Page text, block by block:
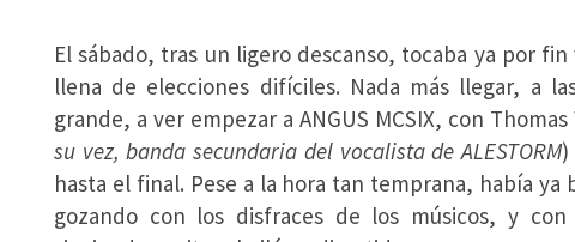
El sábado, tras un ligero descanso, tocaba ya por
llena de elecciones difíciles. Nada más llegar, a
grande, a ver empezar a ANGUS MCSIX, con
su vez, banda secundaria del vocalista de ALESTORM)
hasta el final. Pese a la hora tan temprana, había
gozando con los disfraces de los músicos, y